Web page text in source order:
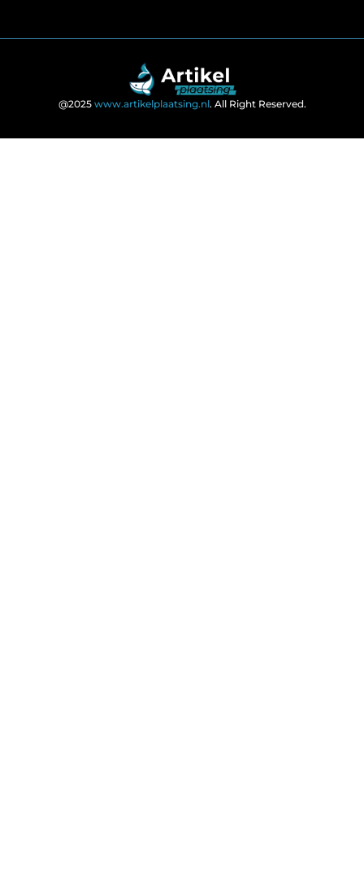
@2025 www.artikelplaatsing.nl. All Right Reserved.